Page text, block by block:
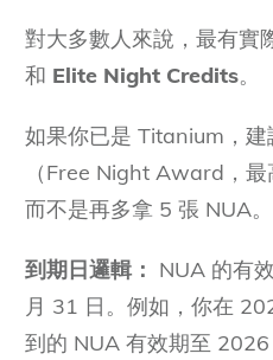
對大多數人來說，最有實
和 Elite Night Credits。
如果你已是 Titanium，
（Free Night Award，
而不是再多拿 5 張 NUA。
到期日邏輯： NUA 的有
月 31 日。例如，你在
到的 NUA 有效期至 2026